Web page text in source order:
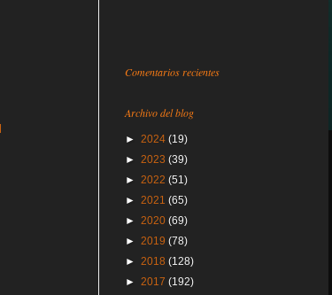
Comentarios recientes
Archivo del blog
► 2024 (19)
► 2023 (39)
► 2022 (51)
► 2021 (65)
► 2020 (69)
► 2019 (78)
► 2018 (128)
► 2017 (192)